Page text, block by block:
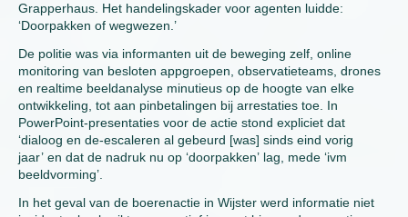
Grapperhaus. Het handelingskader voor agenten luidde:
‘Doorpakken of wegwezen.’
De politie was via informanten uit de beweging zelf, online
monitoring van besloten appgroepen, observatieteams, drones
en realtime beeldanalyse minutieus op de hoogte van elke
ontwikkeling, tot aan pinbetalingen bij arrestaties toe. In
PowerPoint-presentaties voor de actie stond expliciet dat
‘dialoog en de-escaleren al gebeurd [was] sinds eind vorig
jaar’ en dat de nadruk nu op ‘doorpakken’ lag, mede ‘ivm
beeldvorming’.
In het geval van de boerenactie in Wijster werd informatie niet